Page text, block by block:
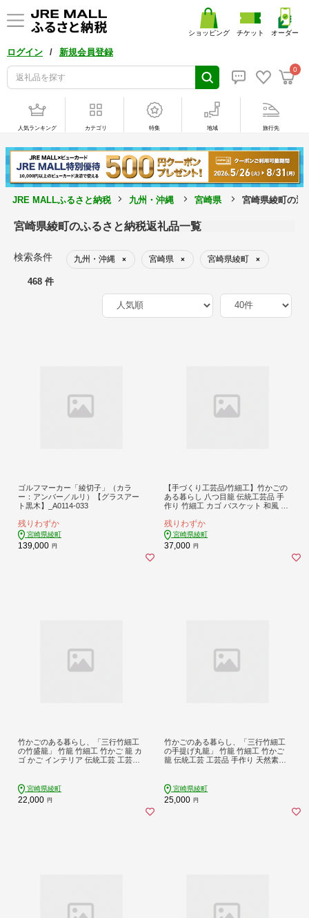
ログイン / 新規会員登録
0
ショッピング チケット オーダー
人気ランキング カテゴリ 特集 地域 旅行先
JRE MALLふるさと納税 九州・沖縄 宮崎県 宮崎県綾町の返
宮崎県綾町のふるさと納税返礼品一覧
検索条件 九州・沖縄 × 宮崎県 × 宮崎県綾町 ×
468 件
ゴルフマーカー「綾切子」（カラ
ー：アンバー／ルリ）【グラスアー
ト黒木】_A0114-033
残りわずか
宮崎県綾町
139,000 円
【手づくり工芸品/竹細工】竹かごの
ある暮らし 八つ目籠 伝統工芸品 手
作り 竹細工 カゴ バスケット 和風 イ
道具 食器入れ 小物入れ 手仕事道具
おしゃれ 職人技 日本製 ふるさと納
税 宮崎県 綾町【綾竹細工】_A0114-2
381
残りわずか
宮崎県綾町
37,000 円
竹かごのある暮らし、「三行竹細工
の竹盛籠」 竹籠 竹細工 竹かご 籠 カ
ゴ かご インテリア 伝統工芸 工芸品
31 宮崎県綾町
22,000 円
竹かごのある暮らし、「三行竹細工
の手提げ丸籠」 竹籠 竹細工 竹かご
籠 伝統工芸 工芸品 手作り 天然素材
工】_A0114-1921
宮崎県綾町
25,000 円